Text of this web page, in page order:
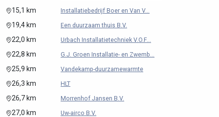
15,1 km Installatiebedrijf Boer en Van V...
19,4 km Een duurzaam thuis B.V.
22,0 km Urbach Installatietechniek V.O.F...
22,8 km G.J. Groen Installatie- en Zwemb...
25,9 km Vandekamp-duurzamewarmte
26,3 km HLT
26,7 km Morrenhof Jansen B.V.
27,0 km Uw-airco B.V.